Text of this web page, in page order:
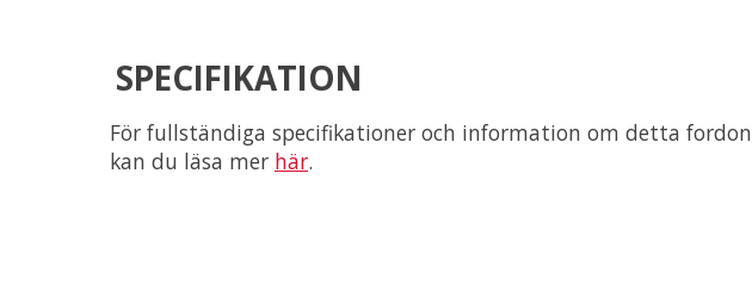
SPECIFIKATION
För fullständiga specifikationer och information om detta fordon
kan du läsa mer här.